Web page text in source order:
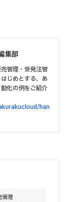
集部
管理・受発注管
じめとする、あ
化の例をご紹介
han
管理